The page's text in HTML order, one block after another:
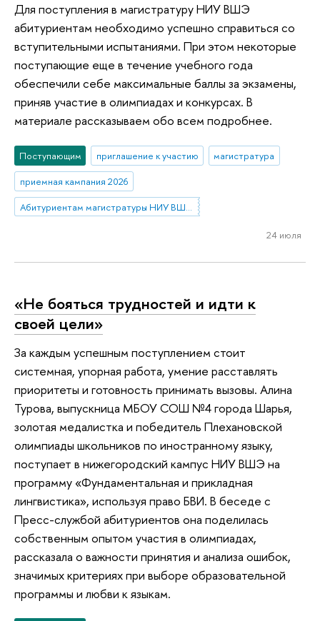
Для поступления в магистратуру НИУ ВШЭ
абитуриентам необходимо успешно справиться со
вступительными испытаниями. При этом некоторые
поступающие еще в течение учебного года
обеспечили себе максимальные баллы за экзамены,
приняв участие в олимпиадах и конкурсах. В
материале рассказываем обо всем подробнее.
Поступающим приглашение к участию
магистратура
приемная кампания 2026
24 июля
«Не бояться трудностей и идти к
своей цели»
За каждым успешным поступлением стоит
системная, упорная работа, умение расставлять
приоритеты и готовность принимать вызовы. Алина
Турова, выпускница МБОУ СОШ №4 города Шарья,
золотая медалистка и победитель Плехановской
олимпиады школьников по иностранному языку,
поступает в нижегородский кампус НИУ ВШЭ на
программу «Фундаментальная и прикладная
лингвистика», используя право БВИ. В беседе с
Пресс-службой абитуриентов она поделилась
собственным опытом участия в олимпиадах,
рассказала о важности принятия и анализа ошибок,
значимых критериях при выборе образовательной
программы и любви к языкам.